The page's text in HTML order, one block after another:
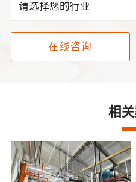
在线咨询
相